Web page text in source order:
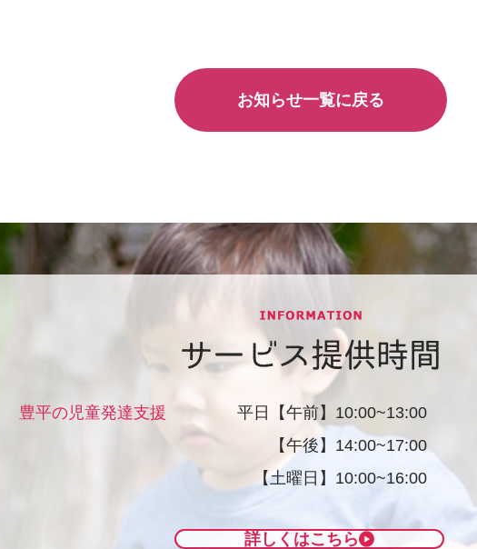
お知らせ一覧に戻る
サービス提供時間
豊平の児童発達支援
平日【午前】10:00~13:00
【午後】14:00~17:00
【土曜日】10:00~16:00
詳しくはこちら